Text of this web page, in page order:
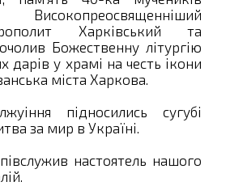
Високопреосвященніший
Харківський та
Божественну літургію
дарів у храмі на честь ікони
міста Харкова.
підносились сугубі
за мир в Україні.
настоятель нашого